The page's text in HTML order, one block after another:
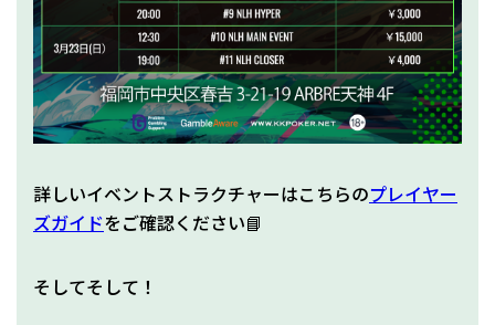
詳しいイベントストラクチャーはこちらのプレイヤー
ズガイドをご確認ください📘
そしてそして！